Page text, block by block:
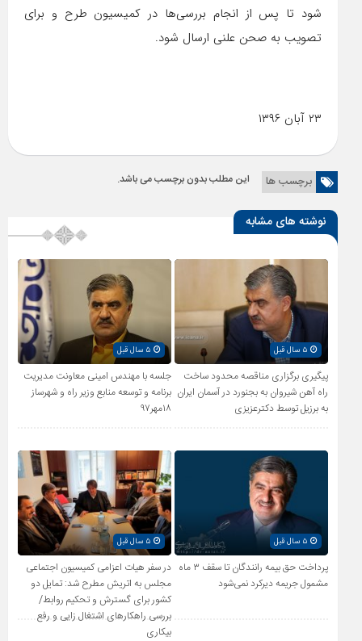
شود تا پس از انجام بررسی‌ها در کمیسیون طرح و برای
تصویب به صحن علنی ارسال شود.
۲۳ آبان ۱۳۹۶
برچسب ها این مطلب بدون برچسب می باشد.
نوشته های مشابه
۵ سال قبل
پیگیری برگزاری مناقصه محدود ساخت
راه آهن شیروان به بجنورد در آسمان ایران
به برزیل توسط دکترعزیزی
۵ سال قبل
جلسه با مهندس امینی معاونت مدیریت
برنامه و توسعه منابع وزیر راه و شهرساز
۱۸مهر۹۷
۵ سال قبل
پرداخت حق بیمه رانندگان تا سقف ۳ ماه
مشمول جریمه دیرکرد نمی‌شود
۵ سال قبل
در سفر هیات اعزامی کمیسیون اجتماعی
مجلس به اتریش مطرح شد: تمایل دو
کشور برای گسترش و تحکیم روابط/
بررسی راهکارهای اشتغال زایی و رفع
بیکاری